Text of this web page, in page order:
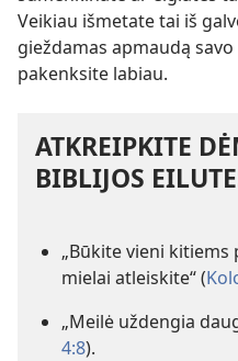
Veikiau išmetate tai iš
gieždamas apmaudą
pakenksite labiau.
ATKREIPKITE
BIBLIJOS
„Būkite vieni
mielai atleiskite“ (
„Meilė uždengia
4:8).